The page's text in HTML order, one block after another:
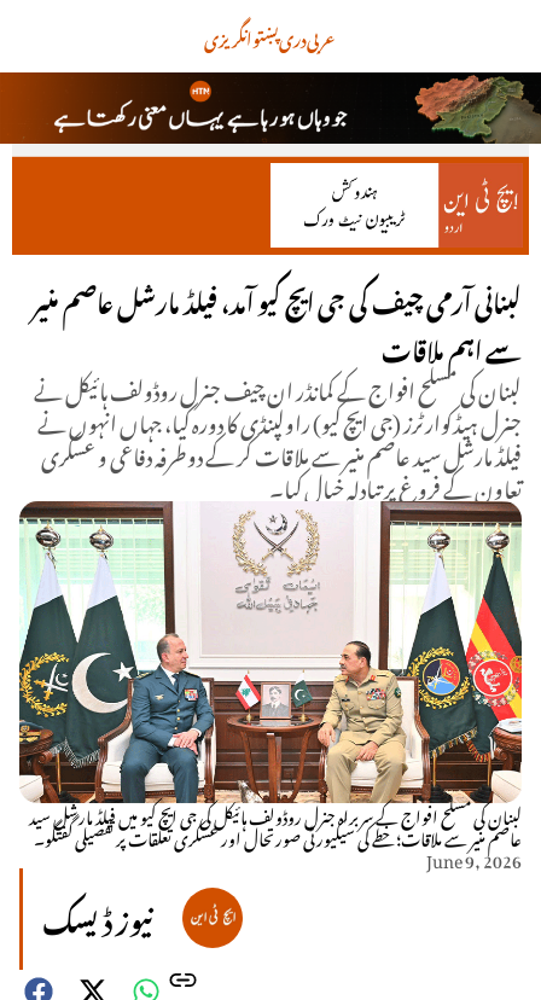
انگریزیپښتودریعربی
لبنانی آرمی چیف کی جی ایچ کیو آمد، فیلڈ مارشل عاصم منیر
سے اہم ملاقات
لبنان کی مسلح افواج کے کمانڈر ان چیف جنرل روڈولف ہائیکل نے
جنرل ہیڈکوارٹرز (جی ایچ کیو) راولپنڈی کا دورہ کیا، جہاں انہوں نے
فیلڈ مارشل سید عاصم منیر سے ملاقات کر کے دوطرفہ دفاعی و عسکری
تعاون کے فروغ پر تبادلہ خیال کیا۔
لبنان کی مسلح افواج کے سربراہ جنرل روڈولف ہائیکل کی جی ایچ کیو میں فیلڈ مارشل سید
عاصم منیر سے ملاقات؛ خطے کی سیکیورٹی صورتحال اور عسکری تعلقات پر تفصیلی گفتگو۔
June 9, 2026
نیوز ڈیسک